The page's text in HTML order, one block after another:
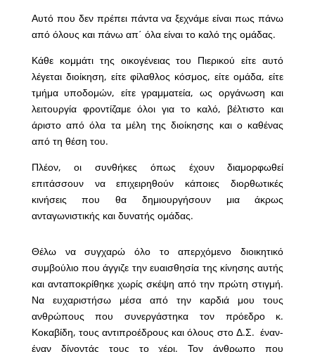
Αυτό που δεν πρέπει πάντα να ξεχνάμε είναι πως πάνω
από όλους και πάνω απ΄ όλα είναι το καλό της ομάδας.
Κάθε κομμάτι της οικογένειας του Πιερικού είτε αυτό
λέγεται διοίκηση, είτε φίλαθλος κόσμος, είτε ομάδα, είτε
τμήμα υποδομών, είτε γραμματεία, ως οργάνωση και
λειτουργία φροντίζαμε όλοι για το καλό, βέλτιστο και
άριστο από όλα τα μέλη της διοίκησης και ο καθένας
από τη θέση του.
Πλέον, οι συνθήκες όπως έχουν διαμορφωθεί
επιτάσσουν να επιχειρηθούν κάποιες διορθωτικές
κινήσεις που θα δημιουργήσουν μια άκρως
ανταγωνιστικής και δυνατής ομάδας.
Θέλω να συγχαρώ όλο το απερχόμενο διοικητικό
συμβούλιο που άγγιζε την ευαισθησία της κίνησης αυτής
και ανταποκρίθηκε χωρίς σκέψη από την πρώτη στιγμή.
Να ευχαριστήσω μέσα από την καρδιά μου τους
ανθρώπους που συνεργάστηκα τον πρόεδρο κ.
Κοκαβίδη, τους αντιπροέδρους και όλους στο Δ.Σ. έναν-
έναν δίνοντάς τους το χέρι. Τον άνθρωπο που